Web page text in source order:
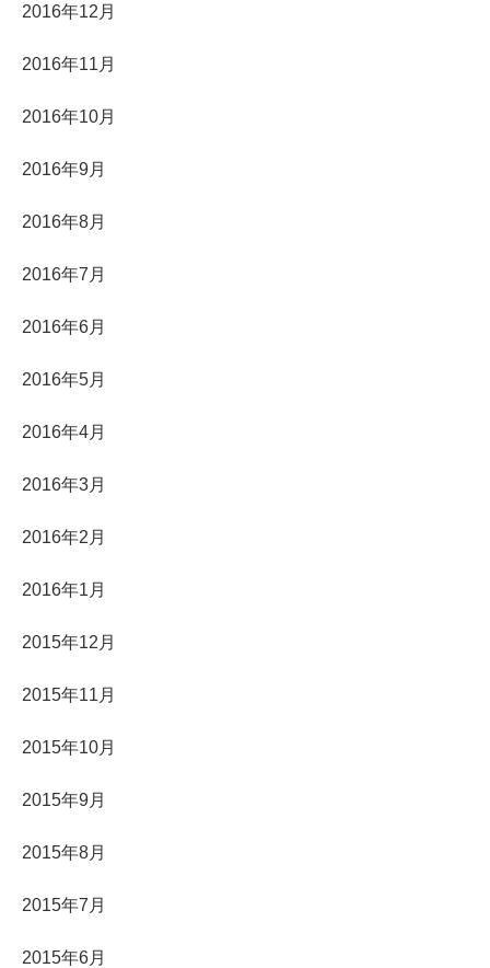
2016年12月
2016年11月
2016年10月
2016年9月
2016年8月
2016年7月
2016年6月
2016年5月
2016年4月
2016年3月
2016年2月
2016年1月
2015年12月
2015年11月
2015年10月
2015年9月
2015年8月
2015年7月
2015年6月